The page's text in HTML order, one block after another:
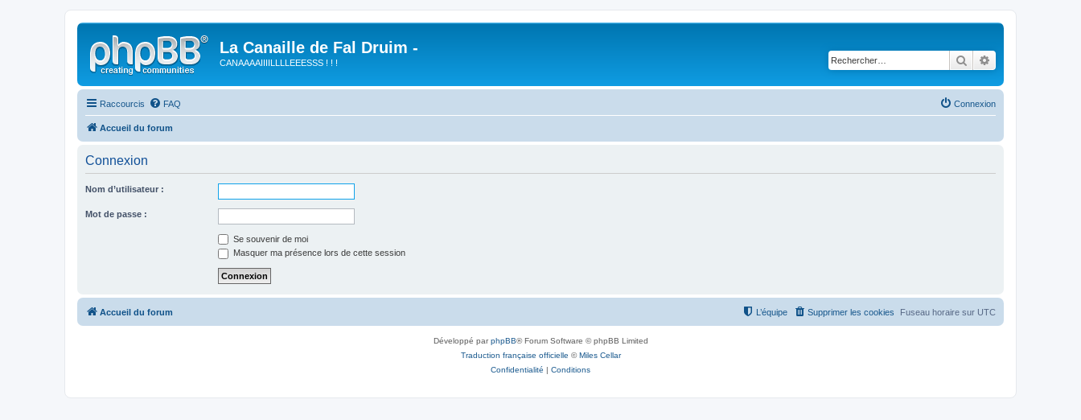
La Canaille de Fal Druim -
CANAAAAIIIILLLLEEESSS ! ! ! Rechercher
Raccourcis FAQ Connexion
Accueil du forum
Connexion
Nom d’utilisateur :
Mot de passe :
Se souvenir de moi
Masquer ma présence lors de cette session
Accueil du forum Fuseau horaire sur UTC
Supprimer les cookies
L’équipe
Développé parphpBB® Forum Software © phpBB Limited
Traduction française officielle ©Miles Cellar
Confidentialité | Conditions